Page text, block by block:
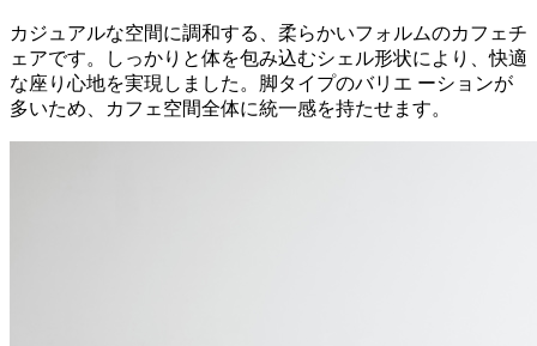
カジュアルな空間に調和する、柔らかいフォルムのカフェチ
ェアです。しっかりと体を包み込むシェル形状により、快適
な座り心地を実現しました。脚タイプのバリエ ーションが
多いため、カフェ空間全体に統一感を持たせます。